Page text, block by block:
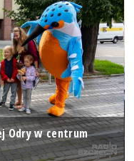
Odry w centrum